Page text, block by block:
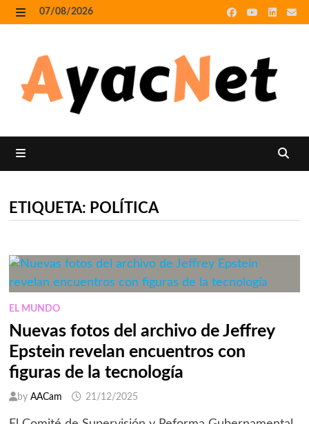
Skip
to
07/08/2026
ETIQUETA: POLÍTICA
EL MUNDO
Nuevas fotos del archivo de Jeffrey
Epstein revelan encuentros con
figuras de la tecnología
by AACam 21/12/2025